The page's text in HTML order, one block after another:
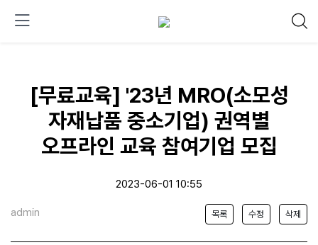
[무료교육] '23년 MRO(소모성
자재납품 중소기업) 권역별
오프라인 교육 참여기업 모집
2023-06-01 10:55
admin 목록 수정 삭제